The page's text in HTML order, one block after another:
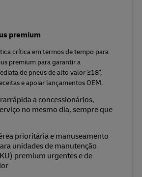
premium
crítica em termos de tempo para
premium para garantir a
de pneus de alto valor ≥18",
e apoiar lançamentos OEM.
a concessionários,
no mesmo dia, sempre que
prioritária e manuseamento
unidades de manutenção
premium urgentes e de